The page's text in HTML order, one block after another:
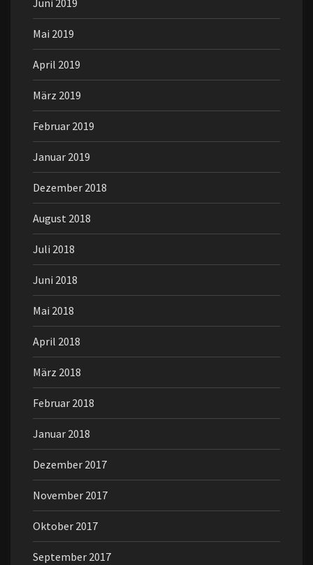
Juni 2019
Mai 2019
April 2019
März 2019
Februar 2019
Januar 2019
Dezember 2018
August 2018
Juli 2018
Juni 2018
Mai 2018
April 2018
März 2018
Februar 2018
Januar 2018
Dezember 2017
November 2017
Oktober 2017
September 2017